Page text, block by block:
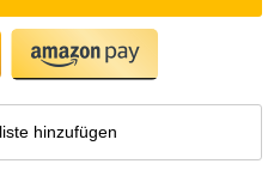
hinzufügen